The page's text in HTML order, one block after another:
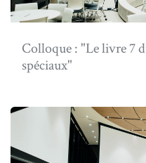
Colloque : "Le livre 7
spéciaux"